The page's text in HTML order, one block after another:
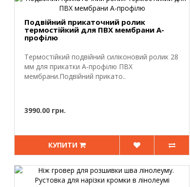
Подвійний прикаточний ролик
термостійкий для ПВХ мембрани А-
профілю
Термостійкий подвійний силіконовий ролик 28
мм для прикатки А-профілю ПВХ
мембрани.Подвійний прикато..
3990.00 грн.
КУПИТИ